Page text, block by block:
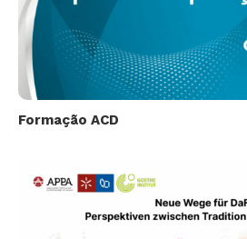
Formação ACD